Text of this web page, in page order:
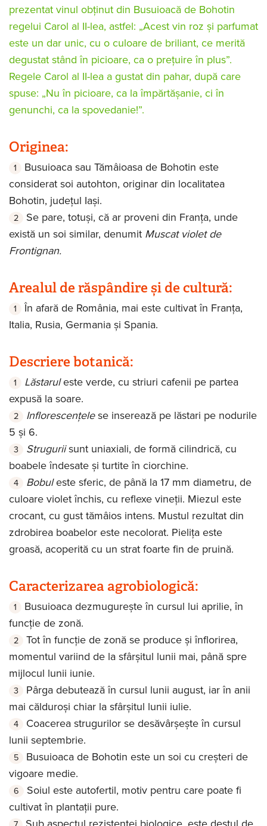
prezentat vinul obținut din Busuioacă de Bohotin
regelui Carol al II-lea, astfel: „Acest vin roz și parfumat
este un dar unic, cu o culoare de briliant, ce merită
degustat stând în picioare, ca o prețuire în plus”.
Regele Carol al II-lea a gustat din pahar, după care
spuse: „Nu în picioare, ca la împărtășanie, ci în
genunchi, ca la spovedanie!”.
Originea:
Busuioaca sau Tămâioasa de Bohotin este
considerat soi autohton, originar din localitatea
Bohotin, județul Iași.
Se pare, totuși, că ar proveni din Franța, unde
există un soi similar, denumit Muscat violet de
Frontignan.
Arealul de răspândire și de cultură:
În afară de România, mai este cultivat în Franța,
Italia, Rusia, Germania și Spania.
Descriere botanică:
Lăstaruleste verde, cu striuri cafenii pe partea
expusă la soare.
Inflorescențelese inserează pe lăstari pe nodurile
5 și 6.
Struguriisunt uniaxiali, de formă cilindrică, cu
boabele îndesate și turtite în ciorchine.
Bobuleste sferic, de până la 17 mm diametru, de
culoare violet închis, cu reflexe vineții. Miezul este
crocant, cu gust tămâios intens. Mustul rezultat din
zdrobirea boabelor este necolorat. Pielița este
groasă, acoperită cu un strat foarte fin de pruină.
Caracterizarea agrobiologică:
Busuioaca dezmugurește în cursul lui aprilie, în
funcție de zonă.
Tot în funcție de zonă se produce și înflorirea,
momentul variind de la sfârșitul lunii mai, până spre
mijlocul lunii iunie.
Pârga debutează în cursul lunii august, iar în anii
mai călduroși chiar la sfârșitul lunii iulie.
Coacerea strugurilor se desăvârșește în cursul
lunii septembrie.
Busuioaca de Bohotin este un soi cu creșteri de
vigoare medie.
Soiul este autofertil, motiv pentru care poate fi
cultivat în plantații pure.